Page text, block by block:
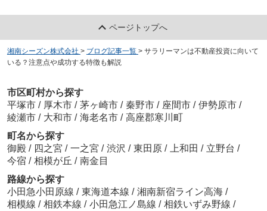
ページトップへ
湘南シーズン株式会社 > ブログ記事一覧 > サラリーマンは不動産投資に向いて
いる？注意点や成功する特徴も解説
市区町村から探す
平塚市 / 厚木市 / 茅ヶ崎市 / 秦野市 / 座間市 / 伊勢原市 /
綾瀬市 / 大和市 / 海老名市 / 高座郡寒川町
町名から探す
御殿 / 四之宮 / 一之宮 / 渋沢 / 東田原 / 上和田 / 立野台 /
今宿 / 相模が丘 / 南金目
路線から探す
小田急小田原線 / 東海道本線 / 湘南新宿ライン高海 /
相模線 / 相鉄本線 / 小田急江ノ島線 / 相鉄いずみ野線 /